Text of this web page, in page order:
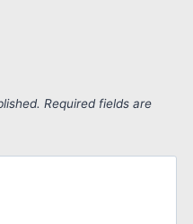
Required fields are